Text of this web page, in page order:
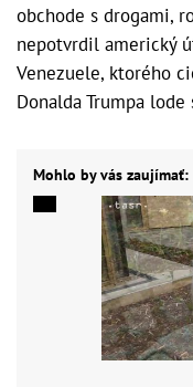
obchode s drogami,
nepotvrdil americký
Venezuele, ktorého
Donalda Trumpa lode
Mohlo by vás zaujímať: